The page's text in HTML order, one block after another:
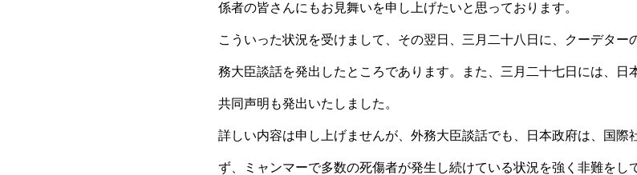
係者の皆さんにもお見舞いを申し上げたいと思っております。
こういった状況を受けまして、その翌日、三月二十八日に、クーデタ
務大臣談話を発出したところであります。また、三月二十七日には、日
共同声明も発出いたしました。
詳しい内容は申し上げませんが、外務大臣談話でも、日本政府は、国際
ず、ミャンマーで多数の死傷者が発生し続けている状況を強く非難をし